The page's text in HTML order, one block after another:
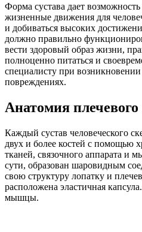
Форма сустава дает
жизненные движения для
и добиваться высоких
должно правильно
вести здоровый образ жизни,
полноценно питаться и
специалисту при
повреждениях.
Анатомия плечевого
Каждый сустав человеческого
двух и более костей с помощью
тканей, связочного аппарата и
сути, образован шаровидным
свою структуру лопатку и
расположена эластичная
мышцы.